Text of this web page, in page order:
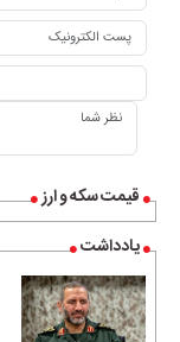
قیمت سکه و ارز
یادداشت